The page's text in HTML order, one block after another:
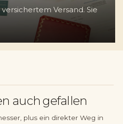
Versand. Sie
auch gefallen
plus ein direkter Weg in